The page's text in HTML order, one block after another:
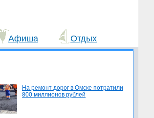
Афиша Отдых
На ремонт дорог в Омске потратили
800 миллионов рублей